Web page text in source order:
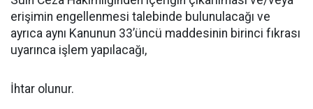
erişimin engellenmesi talebinde bulunulacağı ve
ayrıca aynı Kanunun 33’üncü maddesinin birinci fıkrası
uyarınca işlem yapılacağı,
İhtar olunur.